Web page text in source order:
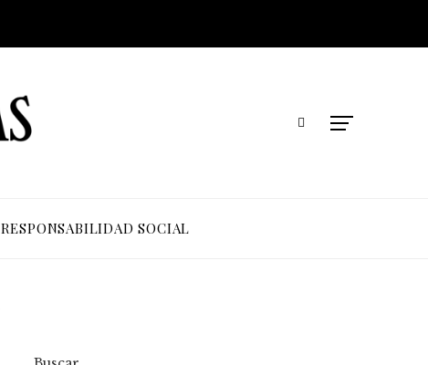
RESPONSABILIDAD SOCIAL